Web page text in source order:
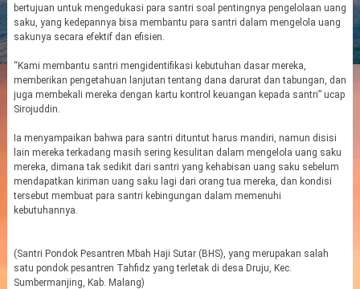
bertujuan untuk mengedukasi para santri soal pentingnya pengelolaan uang
saku, yang kedepannya bisa membantu para santri dalam mengelola uang
sakunya secara efektif dan efisien.
“Kami membantu santri mengidentifikasi kebutuhan dasar mereka,
memberikan pengetahuan lanjutan tentang dana darurat dan tabungan, dan
juga membekali mereka dengan kartu kontrol keuangan kepada santri” ucap
Sirojuddin.
Ia menyampaikan bahwa para santri dituntut harus mandiri, namun disisi
lain mereka terkadang masih sering kesulitan dalam mengelola uang saku
mereka, dimana tak sedikit dari santri yang kehabisan uang saku sebelum
mendapatkan kiriman uang saku lagi dari orang tua mereka, dan kondisi
tersebut membuat para santri kebingungan dalam memenuhi
kebutuhannya.
(Santri Pondok Pesantren Mbah Haji Sutar (BHS), yang merupakan salah
satu pondok pesantren Tahfidz yang terletak di desa Druju, Kec.
Sumbermanjing, Kab. Malang)